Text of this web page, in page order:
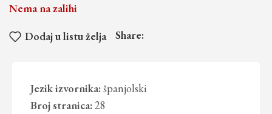
Nema na zalihi
Dodaj u listu želja Share:
Jezik izvornika: španjolski
Broj stranica: 28